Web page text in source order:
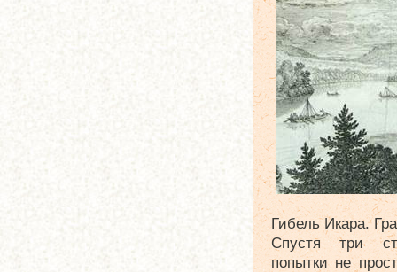
Гибель Икара.
Спустя три
попытки не